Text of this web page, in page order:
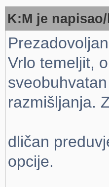
K:M je
Vrlo temeljit,
razmišljanja.
dličan
opcije.